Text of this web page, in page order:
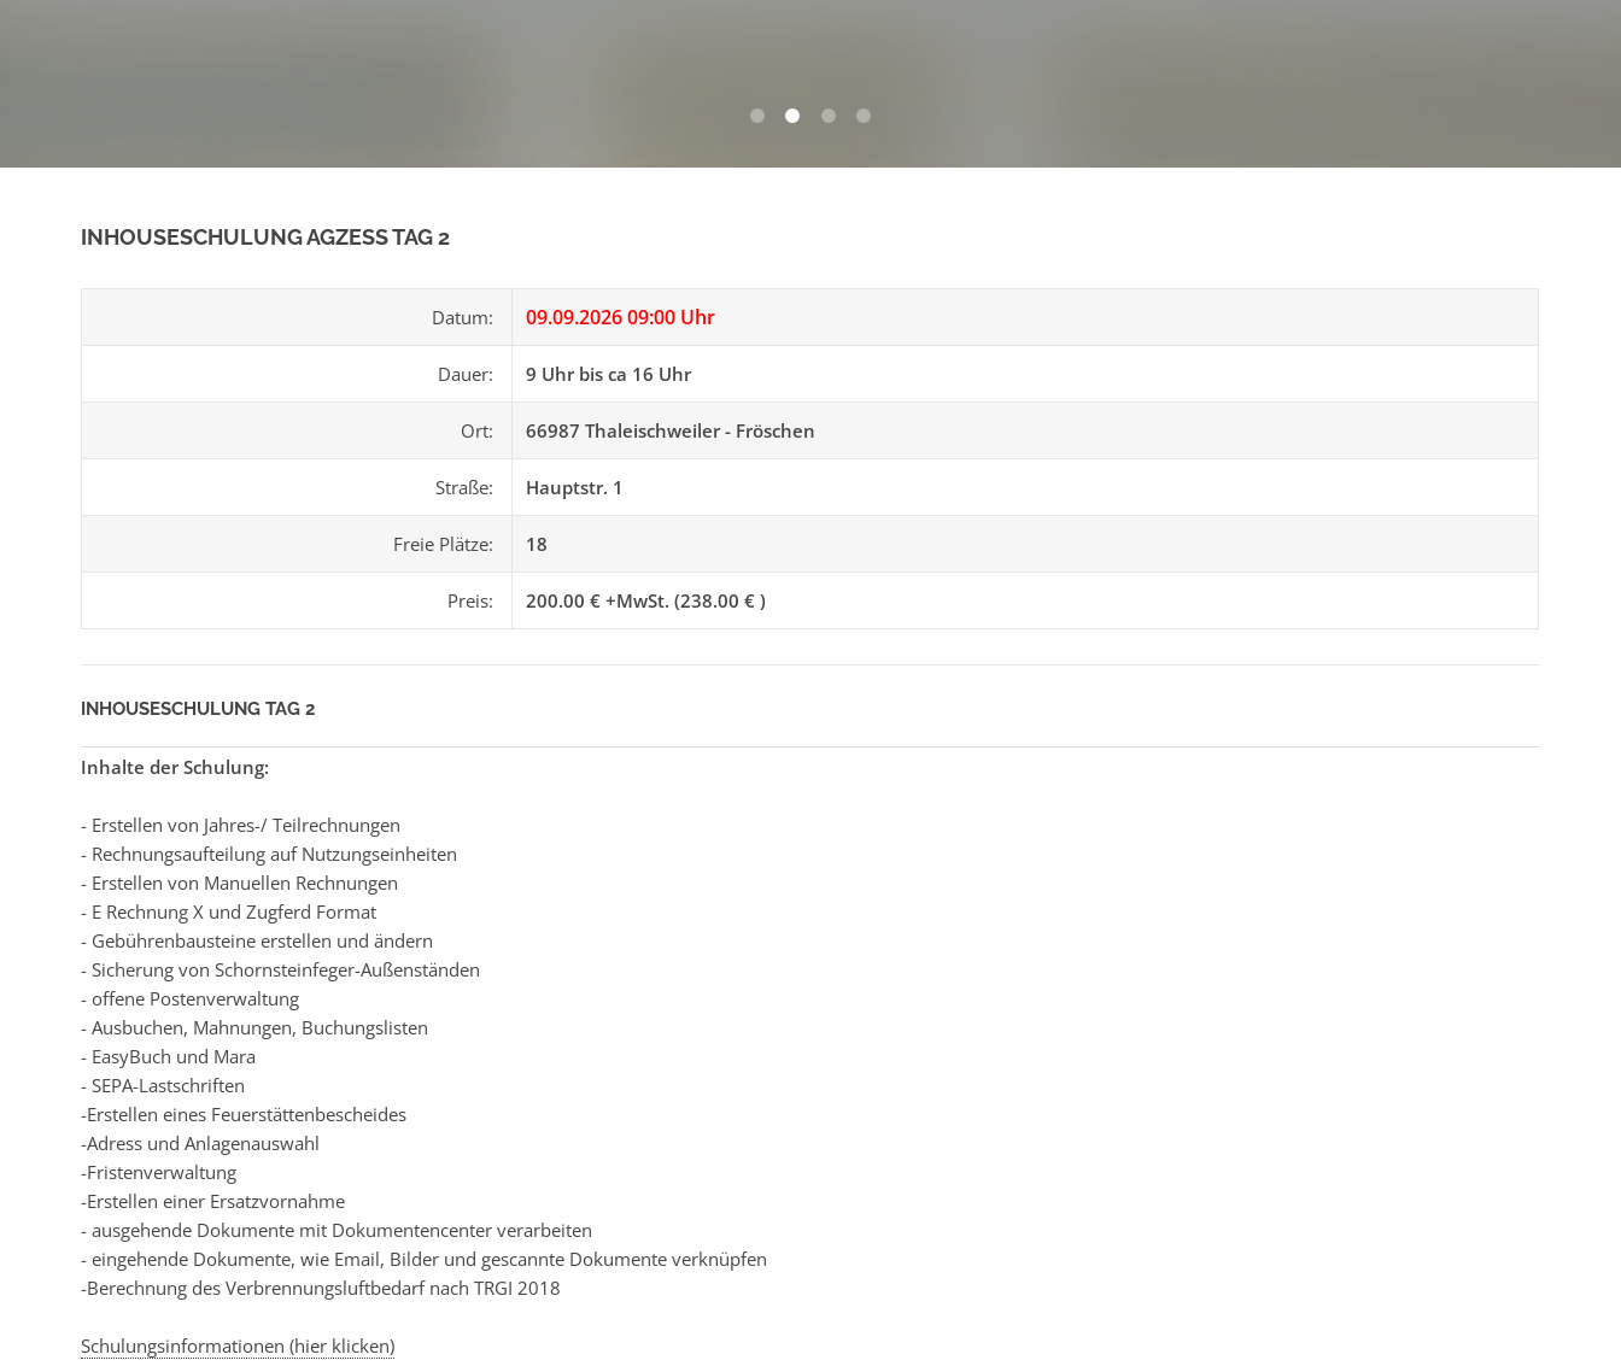
0 2
INHOUSESCHULUNG AGZESS TAG 2
Datum: 09.09.2026 09:00 Uhr
Dauer: 9 Uhr bis ca 16 Uhr
Ort: 66987 Thaleischweiler - Fröschen
Straße: Hauptstr. 1
Freie Plätze: 18
Preis: 200.00 € +MwSt. (238.00 € )
INHOUSESCHULUNG TAG 2
Inhalte der Schulung:
- Erstellen von Jahres-/ Teilrechnungen
- Rechnungsaufteilung auf Nutzungseinheiten
- Erstellen von Manuellen Rechnungen
- E Rechnung X und Zugferd Format
- Gebührenbausteine erstellen und ändern
- Sicherung von Schornsteinfeger-Außenständen
- offene Postenverwaltung
- Ausbuchen, Mahnungen, Buchungslisten
- EasyBuch und Mara
- SEPA-Lastschriften
-Erstellen eines Feuerstättenbescheides
-Adress und Anlagenauswahl
-Fristenverwaltung
-Erstellen einer Ersatzvornahme
- ausgehende Dokumente mit Dokumentencenter verarbeiten
- eingehende Dokumente, wie Email, Bilder und gescannte Dokumente verknüpfen
-Berechnung des Verbrennungsluftbedarf nach TRGI 2018
Schulungsinformationen (hier klicken)